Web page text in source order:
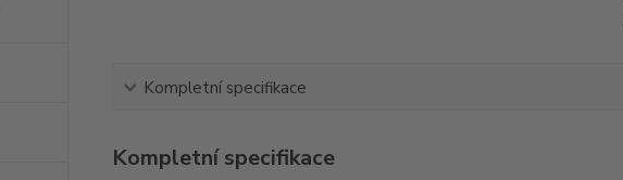
Kompletní specifikace
Kompletní specifikace